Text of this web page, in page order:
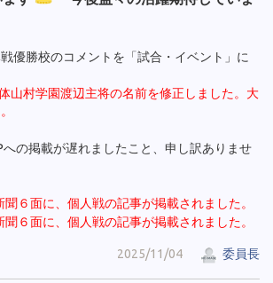
優勝校のコメントを「試合・イベント」に
山村学園渡辺主将の名前を修正しました。大
への掲載が遅れましたこと、申し訳ありませ
聞６面に、個人戦の記事が掲載されました。
６面に、個人戦の記事が掲載されました。
2025/11/04 委員長